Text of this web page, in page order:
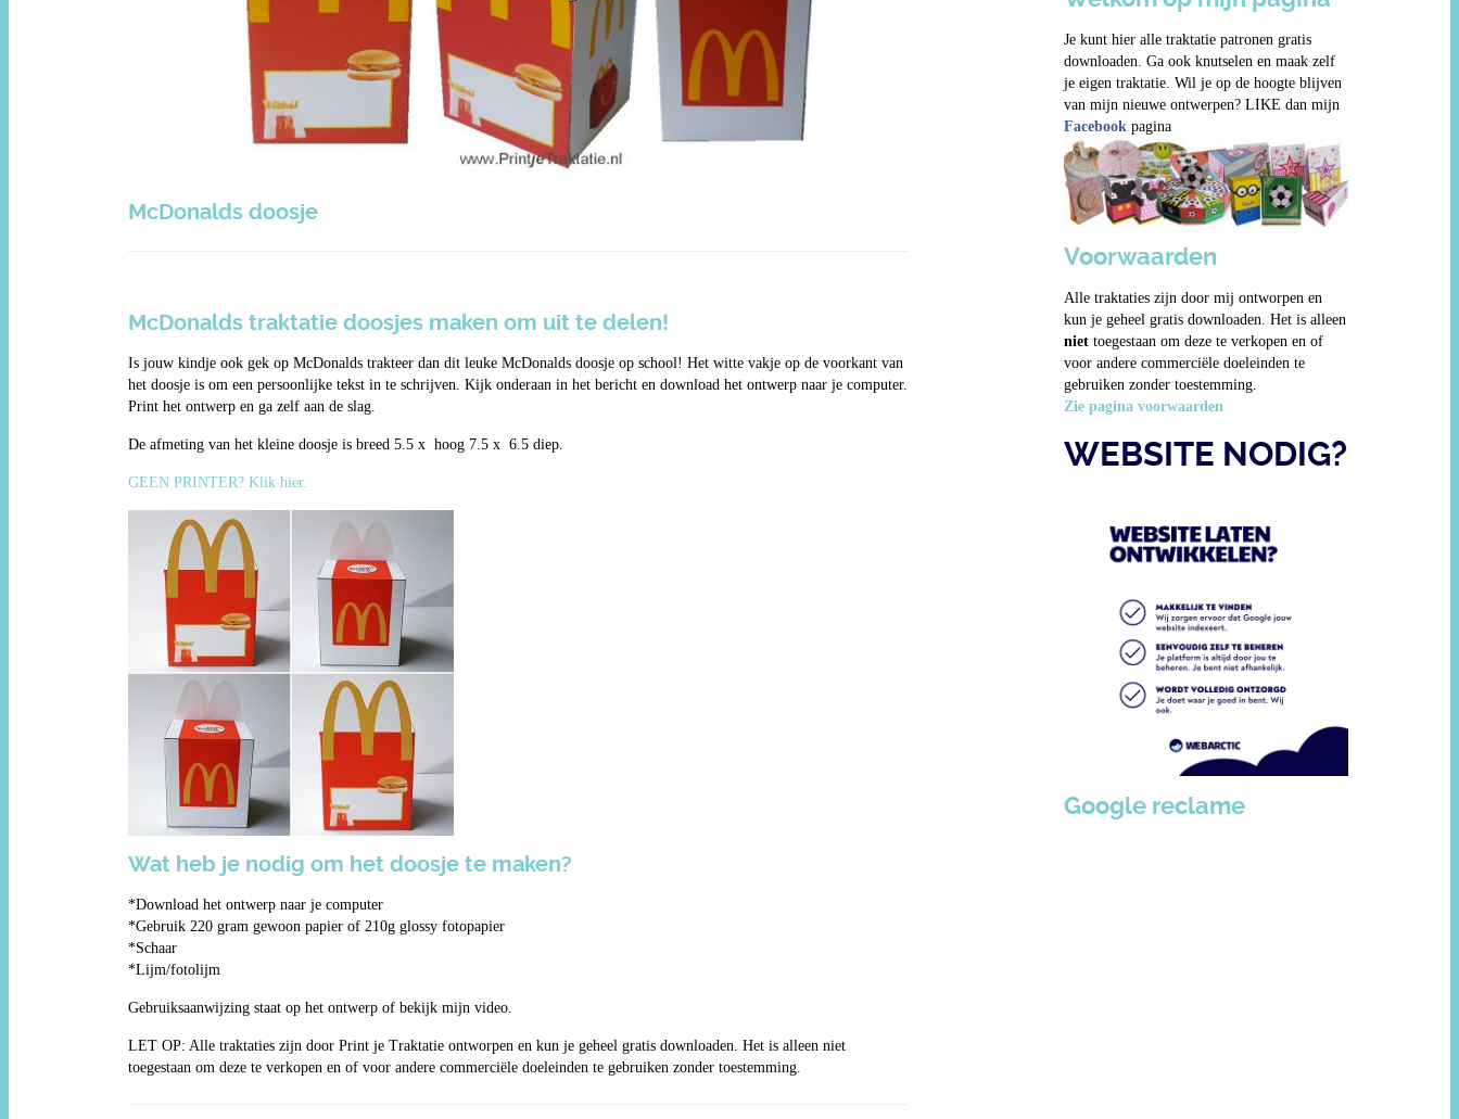
McDonalds doosje
McDonalds traktatie doosjes maken om uit te delen!
Is jouw kindje ook gek op McDonalds trakteer dan dit leuke McDonalds doosje op school! Het witte vakje op de voorkant van
het doosje is om een persoonlijke tekst in te schrijven. Kijk onderaan in het bericht en download het ontwerp naar je computer.
Print het ontwerp en ga zelf aan de slag.
De afmeting van het kleine doosje is breed 5.5 x hoog 7.5 x 6.5 diep.
GEEN PRINTER? Klik hier.
Wat heb je nodig om het doosje te maken?
*Download het ontwerp naar je computer
*Gebruik 220 gram gewoon papier of 210g glossy fotopapier
*Schaar
*Lijm/fotolijm
Gebruiksaanwijzing staat op het ontwerp of bekijk mijn video.
LET OP: Alle traktaties zijn door Print je Traktatie ontworpen en kun je geheel gratis downloaden. Het is alleen niet
toegestaan om deze te verkopen en of voor andere commerciële doeleinden te gebruiken zonder toestemming.
Je kunt hier alle traktatie patronen gratis
downloaden. Ga ook knutselen en maak zelf
je eigen traktatie. Wil je op de hoogte blijven
van mijn nieuwe ontwerpen? LIKE dan mijn
Facebookpagina
Voorwaarden
Alle traktaties zijn door mij ontworpen en
kun je geheel gratis downloaden. Het is alleen
niettoegestaan om deze te verkopen en of
voor andere commerciële doeleinden te
gebruiken zonder toestemming.
Zie pagina voorwaarden
WEBSITE NODIG?
Google reclame